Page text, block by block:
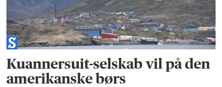
Kuannersuit-selskab vil på den
amerikanske børs